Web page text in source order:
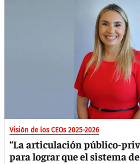
Visión de los CEOs 2025-2026
“La articulación público-
para lograr que el sistema